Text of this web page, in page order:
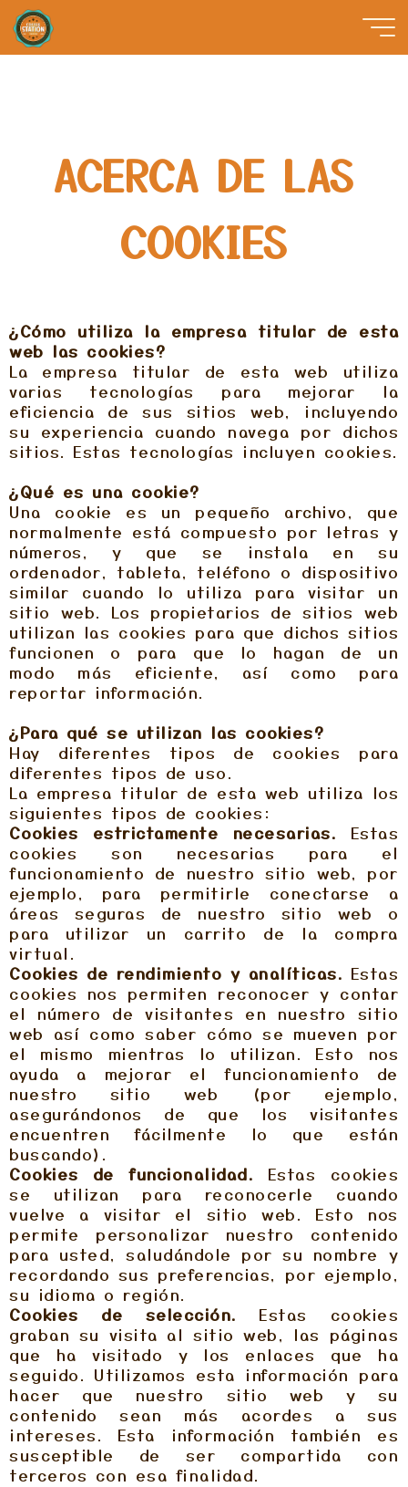
COFFEE
GROUP
ACERCA DE LAS
COOKIES
¿Cómo utiliza la empresa titular de esta
web las cookies?
La empresa titular de esta web utiliza
varias tecnologías para mejorar la
eficiencia de sus sitios web, incluyendo
su experiencia cuando navega por dichos
sitios. Estas tecnologías incluyen cookies.
¿Qué es una cookie?
Una cookie es un pequeño archivo, que
normalmente está compuesto por letras y
números, y que se instala en su
ordenador, tableta, teléfono o dispositivo
similar cuando lo utiliza para visitar un
sitio web. Los propietarios de sitios web
utilizan las cookies para que dichos sitios
funcionen o para que lo hagan de un
modo más eficiente, así como para
reportar información.
¿Para qué se utilizan las cookies?
Hay diferentes tipos de cookies para
diferentes tipos de uso.
La empresa titular de esta web utiliza los
siguientes tipos de cookies:
Cookies estrictamente necesarias. Estas
cookies son necesarias para el
funcionamiento de nuestro sitio web, por
ejemplo, para permitirle conectarse a
áreas seguras de nuestro sitio web o
para utilizar un carrito de la compra
virtual.
Cookies de rendimiento y analíticas. Estas
cookies nos permiten reconocer y contar
el número de visitantes en nuestro sitio
web así como saber cómo se mueven por
el mismo mientras lo utilizan. Esto nos
ayuda a mejorar el funcionamiento de
nuestro sitio web (por ejemplo,
asegurándonos de que los visitantes
encuentren fácilmente lo que están
buscando).
Cookies de funcionalidad. Estas cookies
se utilizan para reconocerle cuando
vuelve a visitar el sitio web. Esto nos
permite personalizar nuestro contenido
para usted, saludándole por su nombre y
recordando sus preferencias, por ejemplo,
su idioma o región.
Cookies de selección. Estas cookies
graban su visita al sitio web, las páginas
que ha visitado y los enlaces que ha
seguido. Utilizamos esta información para
hacer que nuestro sitio web y su
contenido sean más acordes a sus
intereses. Esta información también es
susceptible de ser compartida con
terceros con esa finalidad.